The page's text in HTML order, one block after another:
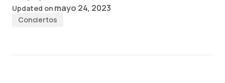
Updated on mayo 24, 2023
Conciertos